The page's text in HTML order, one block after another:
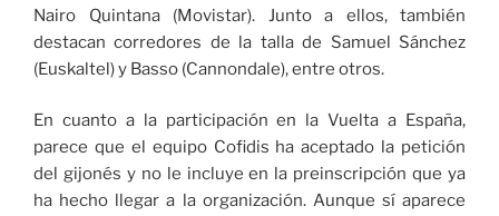
Nairo Quintana (Movistar). Junto a ellos, también
destacan corredores de la talla de Samuel Sánchez
(Euskaltel) y Basso (Cannondale), entre otros.
En cuanto a la participación en la Vuelta a España,
parece que el equipo Cofidis ha aceptado la petición
del gijonés y no le incluye en la preinscripción que ya
ha hecho llegar a la organización. Aunque sí aparece